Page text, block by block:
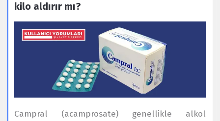
kilo aldırır mı?
Campral (acamprosate) genellikle alkol